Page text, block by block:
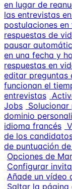
en lugar de
las entrevistas
postulaciones
respuestas de
pausar
en una fecha y
respuestas en
editar preguntas
funcionan el
entrevistas
Jobs
dominio
idioma francés
de los
de puntuación
Opciones de
Configurar
Añade un vídeo
Saltar la página